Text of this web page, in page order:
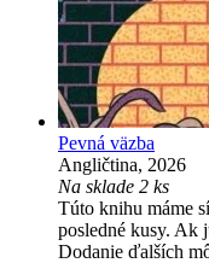
Pevná väzba
Angličtina, 2026
Na sklade 2 ks
Túto knihu máme
posledné kusy. Ak
Dodanie ďalších